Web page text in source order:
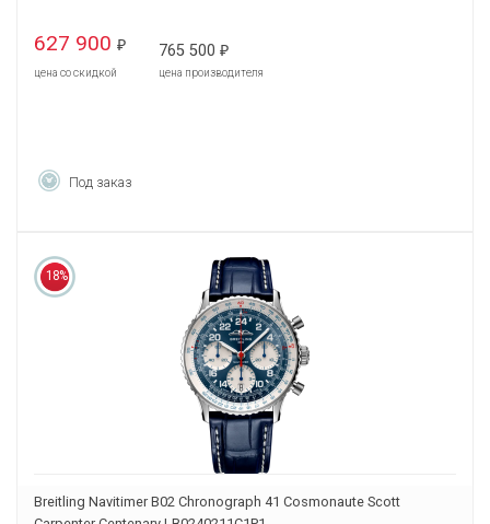
627 900 ₽
цена со скидкой
765 500 ₽
цена производителя
Под заказ
18%
Breitling Navitimer B02 Chronograph 41 Cosmonaute Scott